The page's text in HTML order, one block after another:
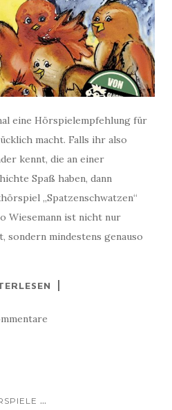
eine Hörspielempfehlung für
macht. Falls ihr also
kennt, die an einer
Spaß haben, dann
„Spatzenschwatzen“
Wiesemann ist nicht nur
sondern mindestens genauso
...